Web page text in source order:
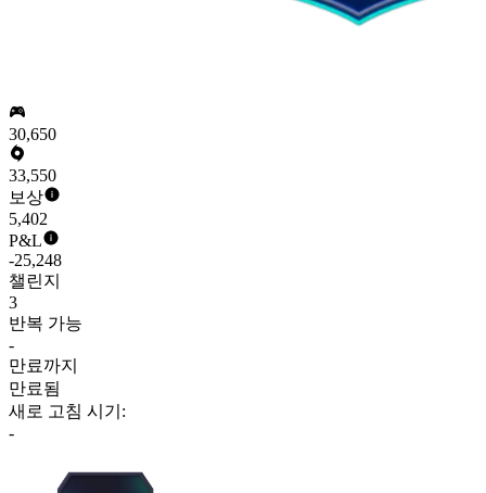
30,650
33,550
보상
5,402
P&L
-25,248
챌린지
3
반복 가능
-
만료까지
만료됨
새로 고침 시기:
-